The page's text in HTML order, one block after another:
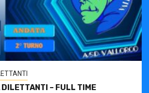
– FULL TIME